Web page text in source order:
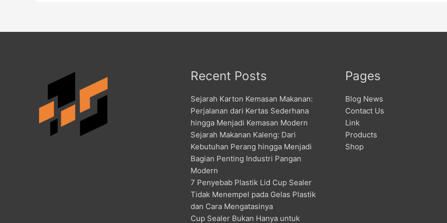
Recent Posts
Sejarah Karton Kemasan Makanan:
Perjalanan dari Kertas Sederhana
hingga Menjadi Kemasan Modern
Sejarah Makanan Kaleng: Dari
Kebutuhan Perang hingga Menjadi
Bagian Penting Industri Pangan
Modern
7 Penyebab Plastik Lid Cup Sealer
Tidak Menempel pada Gelas Plastik
dan Cara Mengatasinya
Cup Sealer Bukan Hanya untuk
Pages
Blog News
Contact Us
Link
Products
Shop